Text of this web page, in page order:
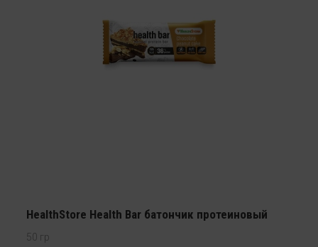
HealthStore Health Bar батончик протеиновый
50 гр